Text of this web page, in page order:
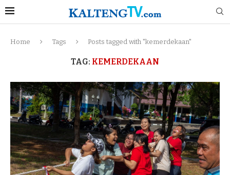
Home Tags Posts tagged with "kemerdekaan"
TAG: KEMERDEKAAN